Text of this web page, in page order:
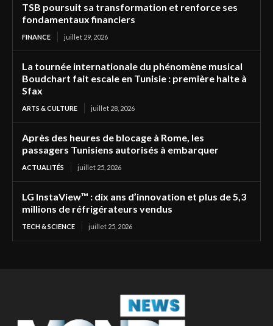
TSB poursuit sa transformation et renforce ses
fondamentaux financiers
FINANCE juillet 29, 2026
La tournée internationale du phénomène musical
Boudchart fait escale en Tunisie : première halte à
Sfax
ARTS & CULTURE juillet 28, 2026
Après des heures de blocage à Rome, les
passagers Tunisiens autorisés à embarquer
ACTUALITÉS juillet 25, 2026
LG InstaView™ : dix ans d’innovation et plus de 5,3
millions de réfrigérateurs vendus
TECH & SCIENCE juillet 25, 2026